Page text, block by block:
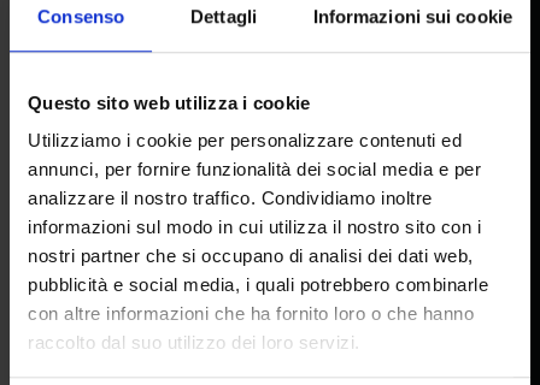
Consenso Dettagli Informazioni sui cookie
Questo sito web utilizza i cookie
Utilizziamo i cookie per personalizzare contenuti ed
annunci, per fornire funzionalità dei social media e per
analizzare il nostro traffico. Condividiamo inoltre
informazioni sul modo in cui utilizza il nostro sito con i
nostri partner che si occupano di analisi dei dati web,
pubblicità e social media, i quali potrebbero combinarle
con altre informazioni che ha fornito loro o che hanno
raccolto dal suo utilizzo dei loro servizi.
SHOP
Crea la tua box
Scegli il tuo kit
DOWNLOAD
Media-kit
TUTORIAL & ISPIRAZIONI
Lesson Plan
Recipe
Video
C-DISTRIBUTOR
Area Privata
CONTATTI
HEADQUARTER
Via Pietramarina, 53 50053
Sovigliana FI
HEAD OFFICE AND FACTORY
Via del Lavoro, 65 I 50056